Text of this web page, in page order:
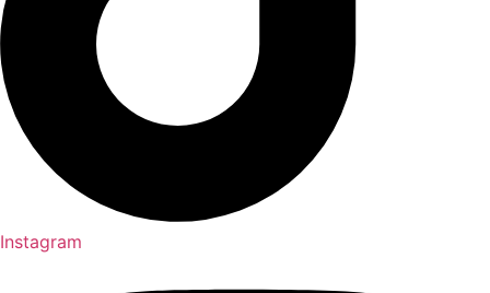
Instagram